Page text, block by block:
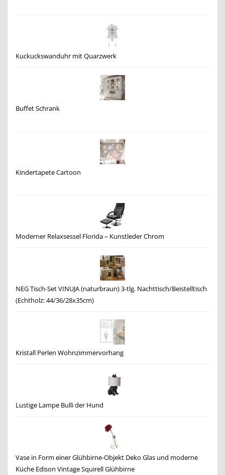
Kuckuckswanduhr mit Quarzwerk
Buffet Schrank
Kindertapete Cartoon
Moderner Relaxsessel Florida – Kunstleder Chrom
NEG Tisch-Set VINUJA (naturbraun) 3-tlg. Nachttisch/Beistelltisch
(Echtholz: 44/36/28x35cm)
Kristall Perlen Wohnzimmervorhang
Lustige Lampe Bulli der Hund
Vase in Form einer Glühbirne-Objekt Deko Glas und moderne
Küche Edison Vintage Squirell Glühbirne